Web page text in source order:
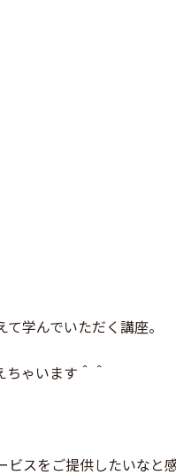
学んでいただく講座。
ゃいます＾＾
スをご提供したいなと